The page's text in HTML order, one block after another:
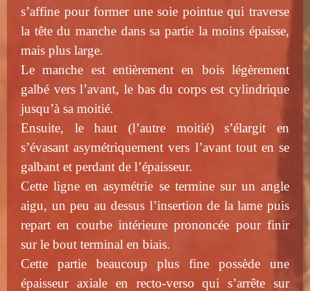
s’affine pour former une soie pointue qui traverse
la tête du manche dans sa partie la moins épaisse,
mais plus large.
Le manche est entièrement en bois légèrement
galbé vers l’avant, le bas du corps est cylindrique
jusqu’à sa moitié.
Ensuite, le haut (l’autre moitié) s’élargit en
s’évasant asymétriquement vers l’avant tout en se
galbant et perdant de l’épaisseur.
Cette ligne en asymétrie se termine sur un angle
aigu, un peu au dessus l’insertion de la lame puis
repart en courbe intérieure prononcée pour finir
sur le bout terminal en biais.
Cette partie beaucoup plus fine possède une
épaisseur axiale en recto-verso qui s’arrête sur